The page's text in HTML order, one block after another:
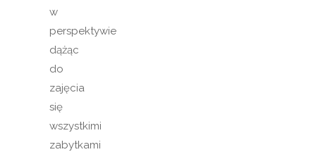
w
perspektywie
dążąc
do
zajęcia
się
wszystkimi
zabytkami